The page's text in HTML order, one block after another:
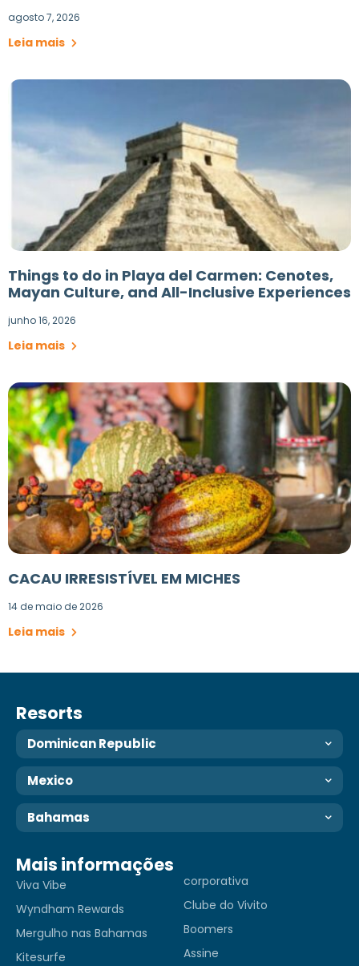
agosto 7, 2026
Leia mais
Things to do in Playa del Carmen: Cenotes,
Mayan Culture, and All-Inclusive Experiences
junho 16, 2026
Leia mais
CACAU IRRESISTÍVEL EM MICHES
14 de maio de 2026
Leia mais
Resorts
Dominican Republic
Mexico
Bahamas
Mais informações
Viva Vibe
Wyndham Rewards
Mergulho nas Bahamas
Kitesurfe
corporativa
Clube do Vivito
Boomers
Assine